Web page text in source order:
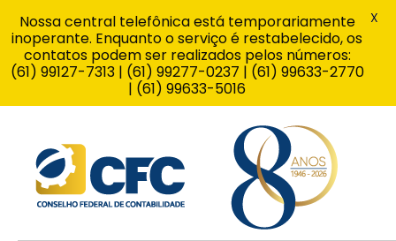
Nossa central telefônica está temporariamente
inoperante. Enquanto o serviço é restabelecido, os
contatos podem ser realizados pelos números:
(61) 99127-7313 | (61) 99277-0237 | (61) 99633-2770
| (61) 99633-5016
X